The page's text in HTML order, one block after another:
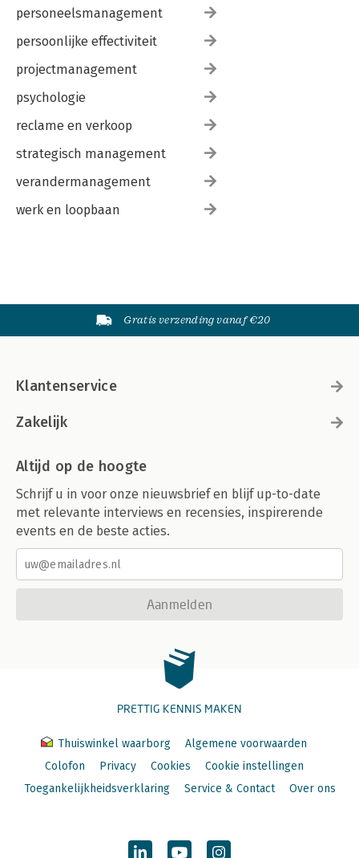
personeelsmanagement
persoonlijke effectiviteit
projectmanagement
psychologie
reclame en verkoop
strategisch management
verandermanagement
werk en loopbaan
Gratis verzending vanaf €20
Klantenservice
Zakelijk
Altijd op de hoogte
Schrijf u in voor onze nieuwsbrief en blijf up-to-date
met relevante interviews en recensies, inspirerende
events en de beste acties.
Aanmelden
PRETTIG KENNIS MAKEN
Thuiswinkel waarborg
Algemene voorwaarden
Colofon
Privacy Cookies
Cookie instellingen
Toegankelijkheidsverklaring
Service & Contact Over ons